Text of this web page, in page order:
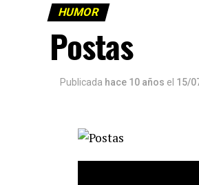
HUMOR
Postas
Publicada hace 10 años el 15/